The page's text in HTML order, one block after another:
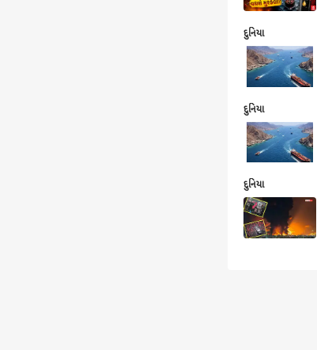
દુનિયા
દુનિયા
દુનિયા